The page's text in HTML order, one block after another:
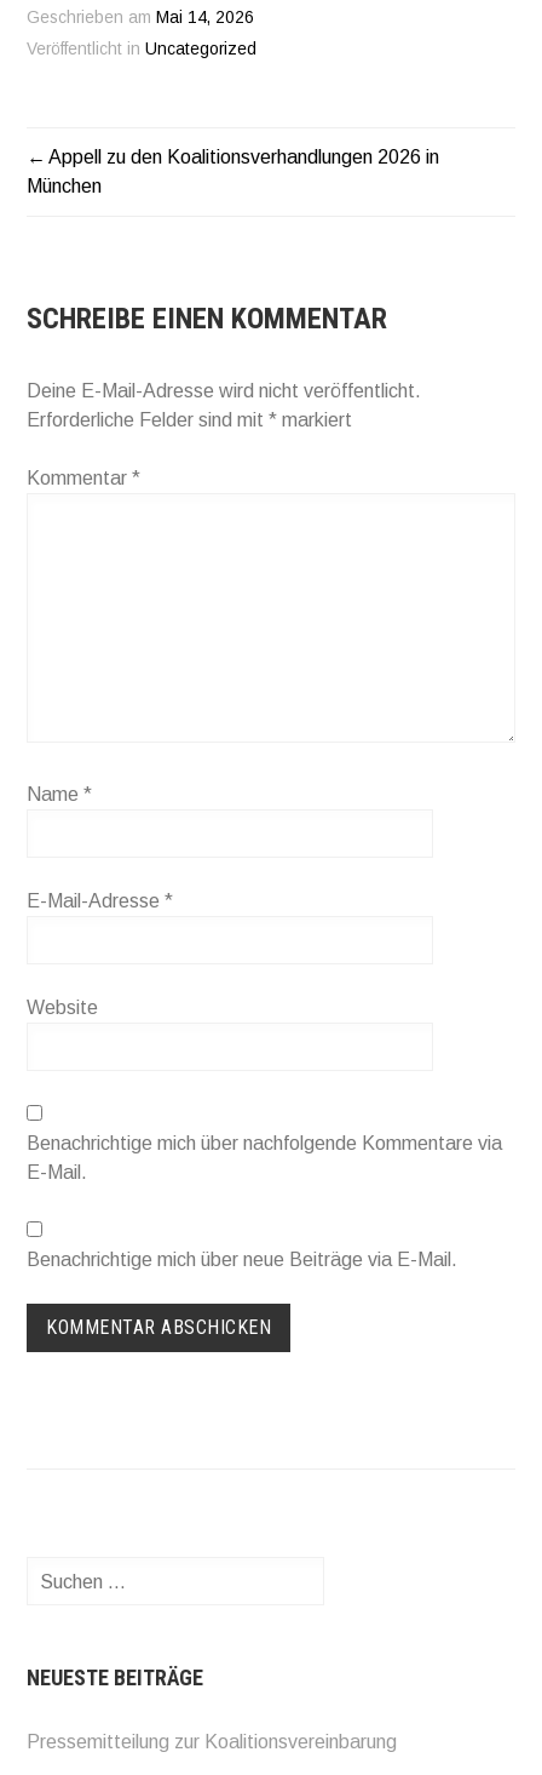
Geschrieben am Mai 14, 2026
Veröffentlicht inUncategorized
BEITRAGSNAVIGATION
Appell zu den Koalitionsverhandlungen 2026 in
München
SCHREIBE EINEN KOMMENTAR
Deine E-Mail-Adresse wird nicht veröffentlicht.
Erforderliche Felder sind mit* markiert
Kommentar*
Name*
E-Mail-Adresse*
Website
Benachrichtige mich über nachfolgende Kommentare via
E-Mail.
Benachrichtige mich über neue Beiträge via E-Mail.
Suchen
NEUESTE BEITRÄGE
Pressemitteilung zur Koalitionsvereinbarung